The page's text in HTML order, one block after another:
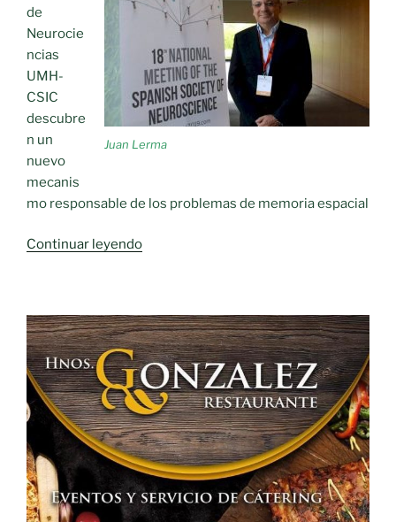
Juan Lerma
de
Neurocie
ncias
UMH-
CSIC
descubre
n un
nuevo
mecanis
mo responsable de los problemas de memoria espacial
Continuar leyendo«Un
científico
moraleño
Juan
Lerma»